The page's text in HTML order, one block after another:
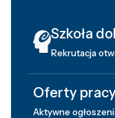
Szkoła
Rekrutacja
Oferty
Aktywne